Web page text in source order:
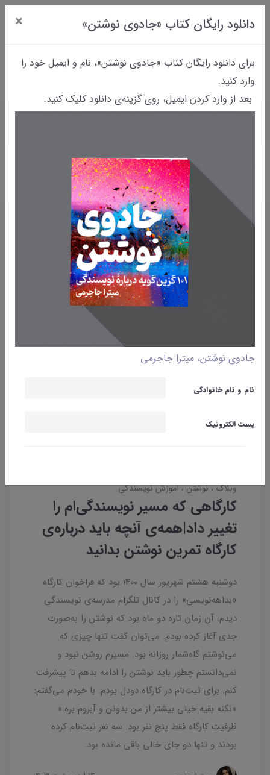
دانلود رایگان کتاب «جادوی نوشتن» ×
برای دانلود رایگان کتاب «جادوی نوشتن»، نام و ایمیل خود را
وارد کنید.
بعد از وارد کردن ایمیل، روی گزینه‌ی دانلود کلیک کنید.
جادوی نوشتن، میترا جاجرمی
نام و نام خانوادگی
پست الکترونیک
آموزش نویسندگی
وبلاگ نوشتن آموزش نویسندگی
کارگاهی که مسیر نویسندگی‌ام را
تغییر داد|همه‌ی آنچه باید درباره‌ی
کارگاه تمرین نوشتن بدانید
دوشنبه هشتم شهریور سال 1400 بود که فراخوان کارگاه
«بداهه‌نویسی» را در کانال تلگرام مدرسه‌ی نویسندگی
دیدم. آن زمان تازه دو ماه بود که نوشتن را به‌صورت
جدی آغاز کرده بودم. می‌توان گفت تنها چیزی که
می‌نوشتم گاه‌شمار روزانه بود. مسیرم روشن نبود و
نمی‌دانستم چطور باید نوشتن را ادامه بدهم تا پیشرفت
کنم. برای ثبت‌نام در کارگاه دودل بودم. با خودم می‌گفتم:
«نکنه بقیه خیلی بیشتر از من بدونن و آبروم بره.»
ظرفیت کارگاه فقط پنج نفر بود. سه نفر ثبت‌نام کرده
بودند و تنها دو جای خالی باقی مانده بود.